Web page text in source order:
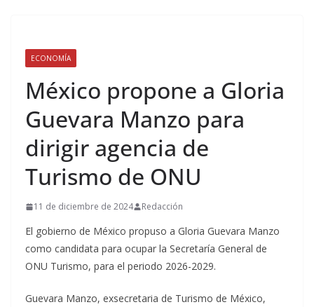
ECONOMÍA
México propone a Gloria
Guevara Manzo para
dirigir agencia de
Turismo de ONU
11 de diciembre de 2024 Redacción
El gobierno de México propuso a Gloria Guevara Manzo
como candidata para ocupar la Secretaría General de
ONU Turismo, para el periodo 2026-2029.
Guevara Manzo, exsecretaria de Turismo de México,